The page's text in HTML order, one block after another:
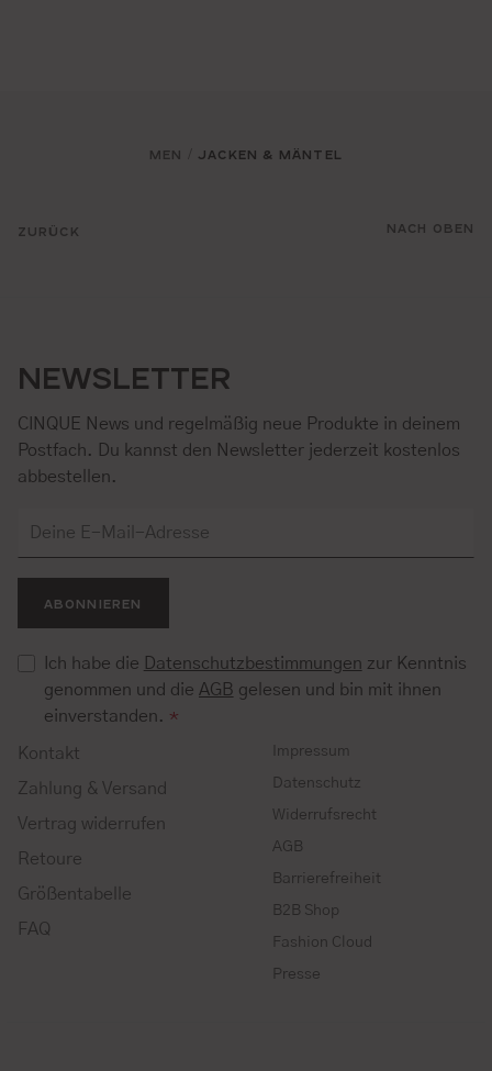
ZURÜCK
MEN JACKEN & MÄNTEL
NACH OBEN
NEWSLETTER
CINQUE News und regelmäßig neue Produkte in deinem
Postfach. Du kannst den Newsletter jederzeit kostenlos
abbestellen.
ABONNIEREN
Ich habe die Datenschutzbestimmungen zur Kenntnis
genommen und die AGB gelesen und bin mit ihnen
einverstanden. *
Kontakt
Zahlung & Versand
Vertrag widerrufen
Retoure
Größentabelle
FAQ
Impressum
Datenschutz
Widerrufsrecht
AGB
Barrierefreiheit
B2B Shop
Fashion Cloud
Presse